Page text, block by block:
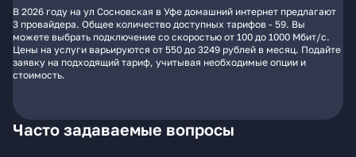
В 2026 году на ул Сосновская в Уфе домашний интернет предлагают
3 провайдера. Общее количество доступных тарифов - 59. Вы
можете выбрать подключение со скоростью от 100 до 1000 Мбит/с.
Цены на услуги варьируются от 550 до 3249 рублей в месяц. Подайте
заявку на подходящий тариф, учитывая необходимые опции и
стоимость.
Часто задаваемые вопросы